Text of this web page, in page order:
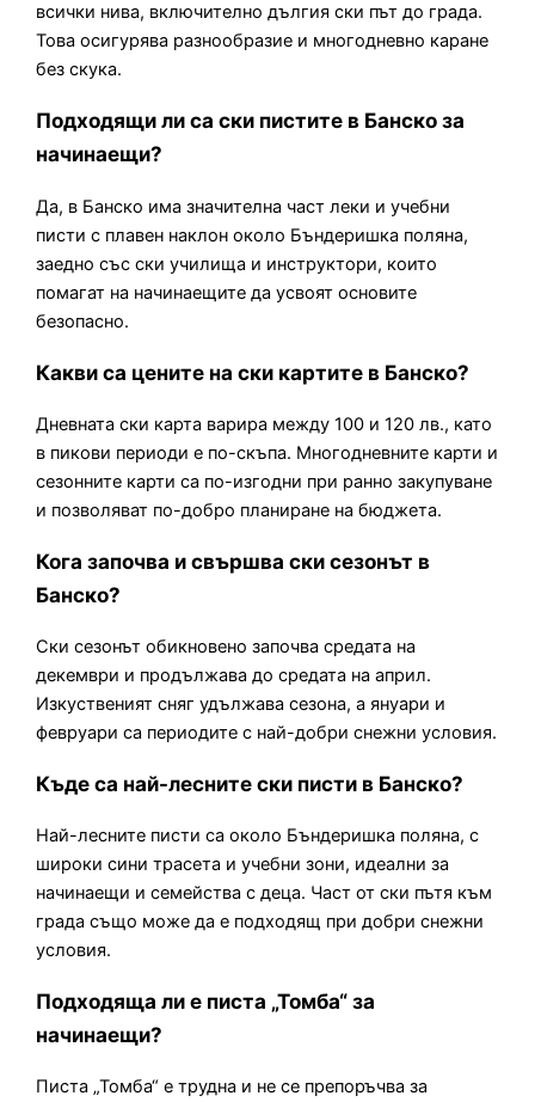
всички нива, включително дългия ски път до града.
Това осигурява разнообразие и многодневно каране
без скука.
Подходящи ли са ски пистите в Банско за
начинаещи?
Да, в Банско има значителна част леки и учебни
писти с плавен наклон около Бъндеришка поляна,
заедно със ски училища и инструктори, които
помагат на начинаещите да усвоят основите
безопасно.
Какви са цените на ски картите в Банско?
Дневната ски карта варира между 100 и 120 лв., като
в пикови периоди е по-скъпа. Многодневните карти и
сезонните карти са по-изгодни при ранно закупуване
и позволяват по-добро планиране на бюджета.
Кога започва и свършва ски сезонът в
Банско?
Ски сезонът обикновено започва средата на
декември и продължава до средата на април.
Изкуственият сняг удължава сезона, а януари и
февруари са периодите с най-добри снежни условия.
Къде са най-лесните ски писти в Банско?
Най-лесните писти са около Бъндеришка поляна, с
широки сини трасета и учебни зони, идеални за
начинаещи и семейства с деца. Част от ски пътя към
града също може да е подходящ при добри снежни
условия.
Подходяща ли е писта „Томба“ за
начинаещи?
Писта „Томба“ е трудна и не се препоръчва за